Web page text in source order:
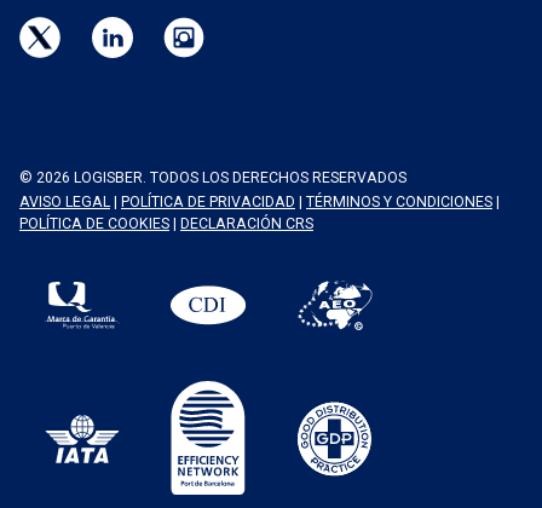
© 2026 LOGISBER. TODOS LOS DERECHOS RESERVADOS
AVISO LEGAL | POLÍTICA DE PRIVACIDAD | TÉRMINOS Y CONDICIONES |
POLÍTICA DE COOKIES | DECLARACIÓN CRS